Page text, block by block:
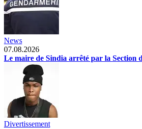
News
07.08.2026
Le maire de Sindia arrêté par la Section
Divertissement